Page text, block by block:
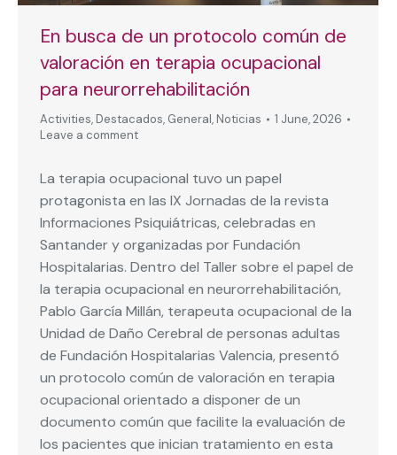
En busca de un protocolo común de
valoración en terapia ocupacional
para neurorrehabilitación
Activities, Destacados, General, Noticias
1 June, 2026
Leave a comment
La terapia ocupacional tuvo un papel
protagonista en las IX Jornadas de la revista
Informaciones Psiquiátricas, celebradas en
Santander y organizadas por Fundación
Hospitalarias. Dentro del Taller sobre el papel de
la terapia ocupacional en neurorrehabilitación,
Pablo García Millán, terapeuta ocupacional de la
Unidad de Daño Cerebral de personas adultas
de Fundación Hospitalarias Valencia, presentó
un protocolo común de valoración en terapia
ocupacional orientado a disponer de un
documento común que facilite la evaluación de
los pacientes que inician tratamiento en esta